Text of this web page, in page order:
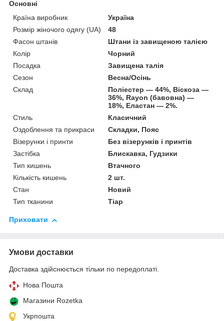
Основні
Країна виробник
Україна
Розмір жіночого одягу (UA)
48
Фасон штанів
Штани із завищеною талією
Колір
Чорний
Посадка
Завищена талія
Сезон
Весна/Осінь
Склад
Поліестер — 44%, Віскоза —
36%, Rayon (бавовна) —
18%, Еластан — 2%.
Стиль
Класичний
Оздоблення та прикраси
Складки, Пояс
Візерунки і принти
Без візерунків і принтів
Застібка
Блискавка, Гудзики
Тип кишень
Втачного
Кількість кишень
2 шт.
Стан
Новий
Тип тканини
Тіар
Приховати
Умови доставки
Доставка здійснюється тільки по передоплаті.
Нова Пошта
Магазини Rozetka
Укрпошта